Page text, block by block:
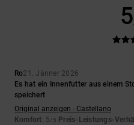
5
Ro21. Jänner 2026
Es hat ein Innenfutter aus einem
speichert
Original anzeigen - Castellano
Komfort: 5/5 Preis-Leistungs-